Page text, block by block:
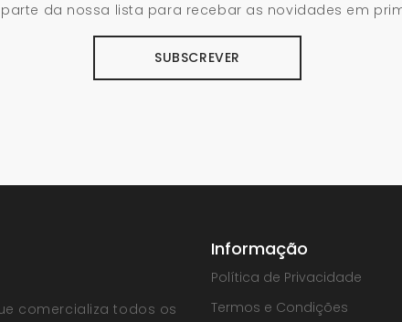
da nossa lista para recebar as novidades em
SUBSCREVER
comercializa todos os
Informação
Política de Privacidade
Termos e Condições